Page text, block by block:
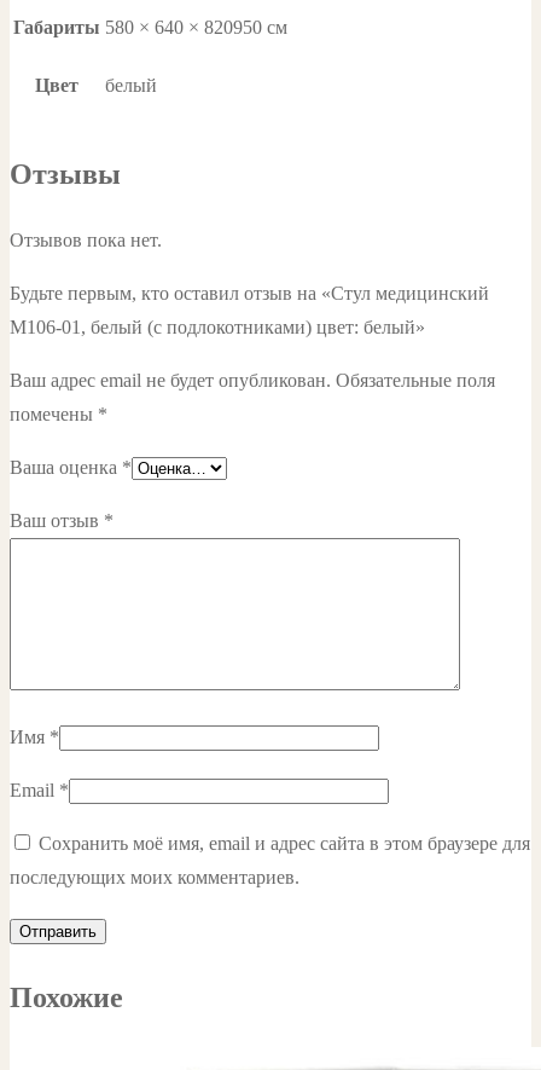
Габариты 580 × 640 × 820950 см
Цвет белый
Отзывы
Отзывов пока нет.
Будьте первым, кто оставил отзыв на «Стул медицинский
М106-01, белый (с подлокотниками) цвет: белый»
Ваш адрес email не будет опубликован. Обязательные поля
помечены *
Ваша оценка *
Ваш отзыв *
Имя *
Email *
Сохранить моё имя, email и адрес сайта в этом браузере для
последующих моих комментариев.
Похожие